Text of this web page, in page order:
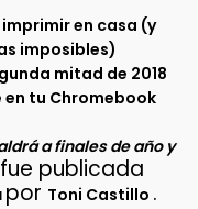
en casa (y
imposibles)
mitad de 2018
tu Chromebook
a finales de año y
fue publicada
por Toni Castillo .